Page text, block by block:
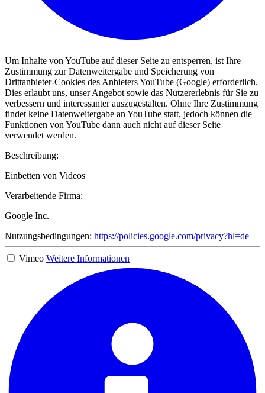
Um Inhalte von YouTube auf dieser Seite zu entsperren, ist Ihre
Zustimmung zur Datenweitergabe und Speicherung von
Drittanbieter-Cookies des Anbieters YouTube (Google) erforderlich.
Dies erlaubt uns, unser Angebot sowie das Nutzererlebnis für Sie zu
verbessern und interessanter auszugestalten. Ohne Ihre Zustimmung
findet keine Datenweitergabe an YouTube statt, jedoch können die
Funktionen von YouTube dann auch nicht auf dieser Seite
verwendet werden.
Beschreibung:
Einbetten von Videos
Verarbeitende Firma:
Google Inc.
Nutzungsbedingungen: https://policies.google.com/privacy?hl=de
Vimeo Weitere Informationen